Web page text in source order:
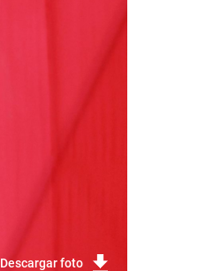
Descargar foto